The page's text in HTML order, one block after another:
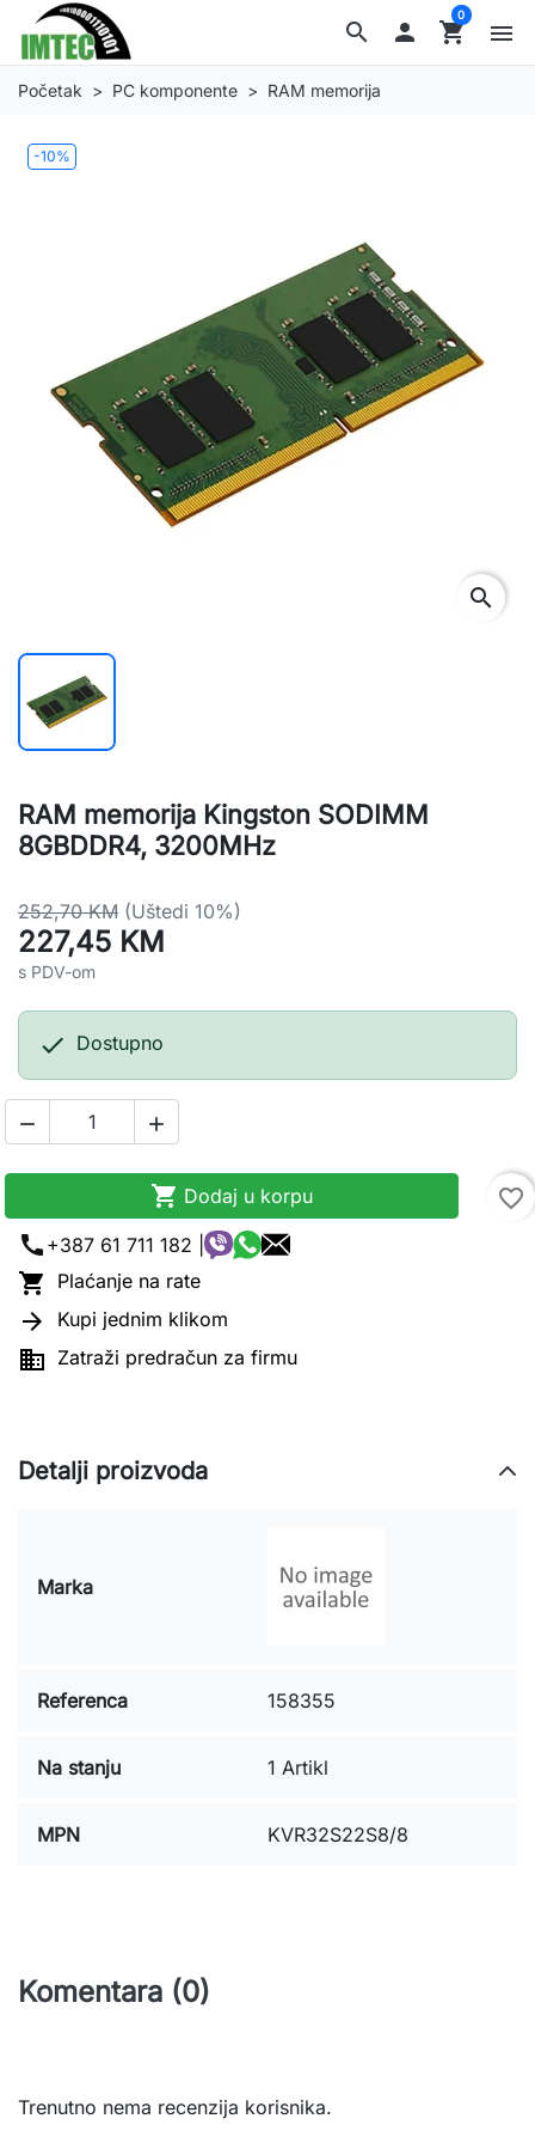
search  shopping_cart
0
menu
Početak PC komponente RAM memorija
-10%
search
RAM memorija Kingston SODIMM
8GBDDR4, 3200MHz
252,70 KM (Uštedi 10%)
227,45 KM
s PDV-om
 Dostupno
 
 Dodaj u korpu
favorite_border
call +387 61 711 182 |
 Plaćanje na rate
 Kupi jednim klikom
 Zatraži predračun za firmu
Detalji proizvoda
Marka
Referenca 158355
Na stanju 1 Artikl
MPN KVR32S22S8/8
Komentara (0)
Trenutno nema recenzija korisnika.